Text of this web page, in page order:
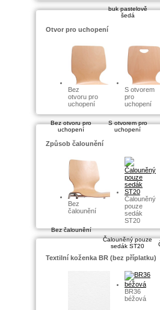
buk pastelově
šedá
Otvor pro uchopení
Bez
otvoru pro
uchopení
Bez otvoru pro
uchopení
S otvorem
pro
uchopení
S otvorem pro
uchopení
Způsob čalounění
Bez
čalounění
Bez čalounění
Čalouněný
pouze
sedák
ST20
Čalouněný pouze
sedák ST20
Textilní koženka BR (bez příplatku)
BR36
béžová